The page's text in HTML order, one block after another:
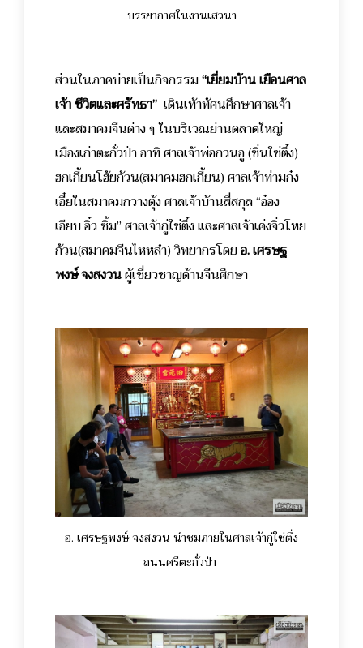
บรรยากาศในงานเสวนา
ส่วนในภาคบ่ายเป็นกิจกรรม“เยี่ยมบ้าน เยือนศาล
เจ้า ชีวิตและศรัทธา” เดินเท้าทัศนศึกษาศาลเจ้า
และสมาคมจีนต่าง ๆ ในบริเวณย่านตลาดใหญ่
เมืองเก่าตะกั่วป่า อาทิ ศาลเจ้าพ่อกวนอู (ซิ่นใช่ตึ๋ง)
ฮกเกี้ยนโฮ้ยก้วน(สมาคมฮกเกี้ยน) ศาลเจ้าท่ามก๋ง
เอี๋ยในสมาคมกวางตุ้ง ศาลเจ้าบ้านสี่สกุล “อ๋อง
เอียบ อิ๋ว ซิ้ม” ศาลเจ้ากู่ใช่ตึ๋ง และศาลเจ้าเค่งจิ่วโหย
ก้วน(สมาคมจีนไหหลำ) วิทยากรโดยอ. เศรษฐ
พงษ์ จงสงวนผู้เชี่ยวชาญด้านจีนศึกษา
อ. เศรษฐพงษ์ จงสงวน นำชมภายในศาลเจ้ากู่ใช่ตึ๋ง
ถนนศรีตะกั่วป่า